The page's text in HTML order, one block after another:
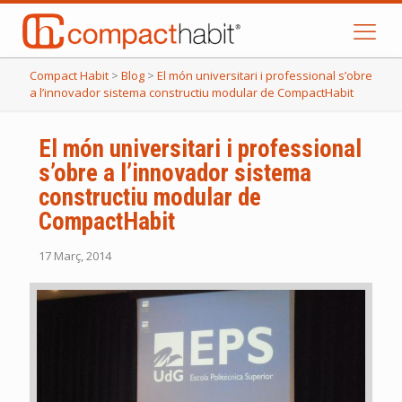
Compact Habit > Blog > El món universitari i professional s’obre
a l’innovador sistema constructiu modular de CompactHabit
El món universitari i professional
s’obre a l’innovador sistema
constructiu modular de
CompactHabit
17 Març, 2014